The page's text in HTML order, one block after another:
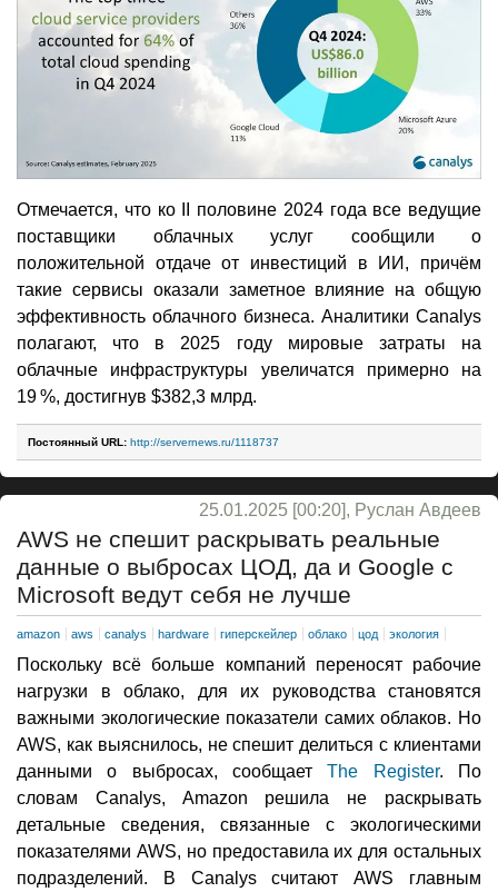
Отмечается, что ко II половине 2024 года все ведущие
поставщики облачных услуг сообщили о
положительной отдаче от инвестиций в ИИ, причём
такие сервисы оказали заметное влияние на общую
эффективность облачного бизнеса. Аналитики Canalys
полагают, что в 2025 году мировые затраты на
облачные инфраструктуры увеличатся примерно на
19 %, достигнув $382,3 млрд.
Постоянный URL: http://servernews.ru/1118737
25.01.2025 [00:20], Руслан Авдеев
AWS не спешит раскрывать реальные
данные о выбросах ЦОД, да и Google с
Microsoft ведут себя не лучше
amazon aws canalys hardware гиперскейлер облако цод экология
Поскольку всё больше компаний переносят рабочие
нагрузки в облако, для их руководства становятся
важными экологические показатели самих облаков. Но
AWS, как выяснилось, не спешит делиться с клиентами
данными о выбросах, сообщаетThe Register. По
словам Canalys, Amazon решила не раскрывать
детальные сведения, связанные с экологическими
показателями AWS, но предоставила их для остальных
подразделений. В Canalys считают AWS главным